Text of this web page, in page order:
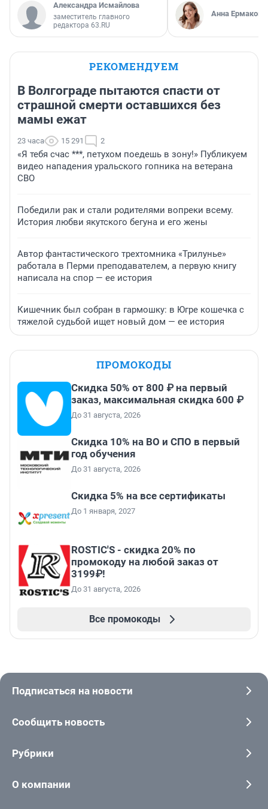
Александра Исмайлова
заместитель главного
редактора 63.RU
Анна Ермакова
РЕКОМЕНДУЕМ
В Волгограде пытаются спасти от
страшной смерти оставшихся без
мамы ежат
23 часа 15 291 2
«Я тебя счас ***, петухом поедешь в зону!» Публикуем
видео нападения уральского гопника на ветерана
СВО
Победили рак и стали родителями вопреки всему.
История любви якутского бегуна и его жены
Автор фантастического трехтомника «Трилунье»
работала в Перми преподавателем, а первую книгу
написала на спор — ее история
Кишечник был собран в гармошку: в Югре кошечка с
тяжелой судьбой ищет новый дом — ее история
ПРОМОКОДЫ
Скидка 50% от 800 ₽ на первый
заказ, максимальная скидка 600 ₽
До 31 августа, 2026
Скидка 10% на ВО и СПО в первый
год обучения
До 31 августа, 2026
Скидка 5% на все сертификаты
До 1 января, 2027
ROSTIC'S - скидка 20% по
промокоду на любой заказ от
3199₽!
До 31 августа, 2026
Все промокоды
Подписаться на новости
Сообщить новость
Рубрики
О компании